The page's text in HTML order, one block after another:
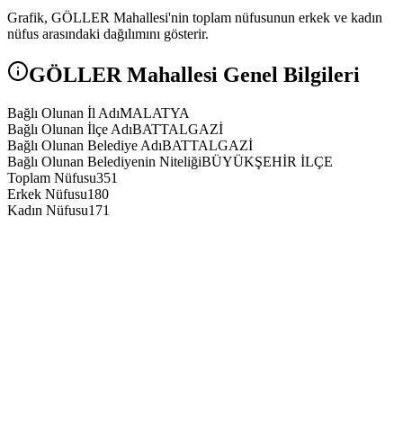
Grafik, GÖLLER Mahallesi'nin toplam nüfusunun erkek ve kadın
nüfus arasındaki dağılımını gösterir.
GÖLLER Mahallesi Genel Bilgileri
Bağlı Olunan İl AdıMALATYA
Bağlı Olunan İlçe AdıBATTALGAZİ
Bağlı Olunan Belediye AdıBATTALGAZİ
Bağlı Olunan Belediyenin NiteliğiBÜYÜKŞEHİR İLÇE
Toplam Nüfusu351
Erkek Nüfusu180
Kadın Nüfusu171